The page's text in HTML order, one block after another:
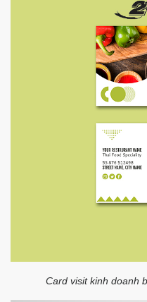
Card visit kinh doanh